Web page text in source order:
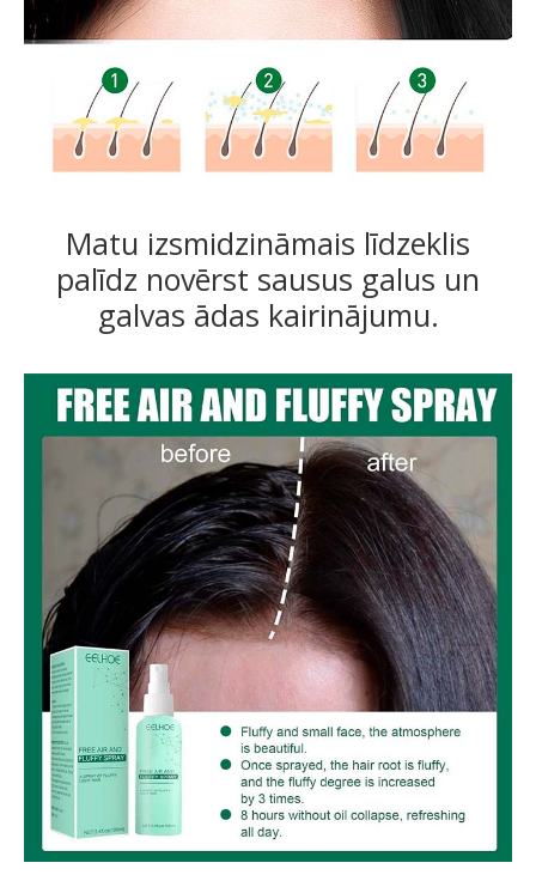
Matu izsmidzināmais līdzeklis
palīdz novērst sausus galus un
galvas ādas kairinājumu.